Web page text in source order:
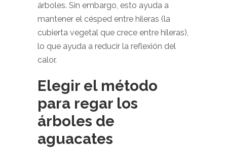
árboles. Sin embargo, esto ayuda a
mantener el césped entre hileras (la
cubierta vegetal que crece entre hileras),
lo que ayuda a reducir la reflexión del
calor.
Elegir el método
para regar los
árboles de
aguacates